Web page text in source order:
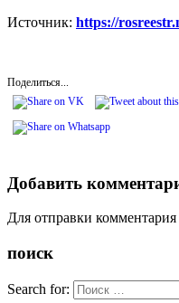
Источник: https://
Поделиться...
Добавить
Для отправки
поиск
Search for: